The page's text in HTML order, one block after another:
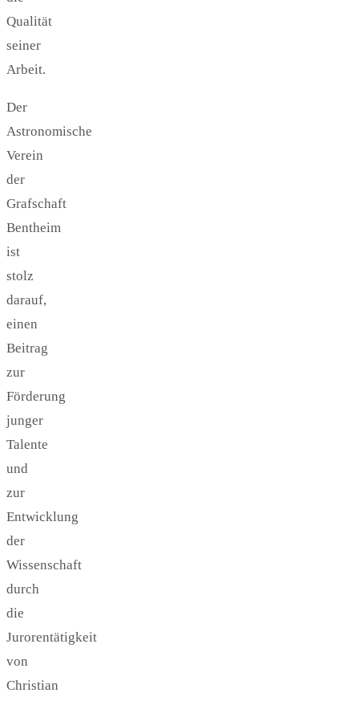
Qualität
seiner
Arbeit.
Der
Astronomische
Verein
der
Grafschaft
Bentheim
ist
stolz
darauf,
einen
Beitrag
zur
Förderung
junger
Talente
und
zur
Entwicklung
der
Wissenschaft
durch
die
Jurorentätigkeit
von
Christian